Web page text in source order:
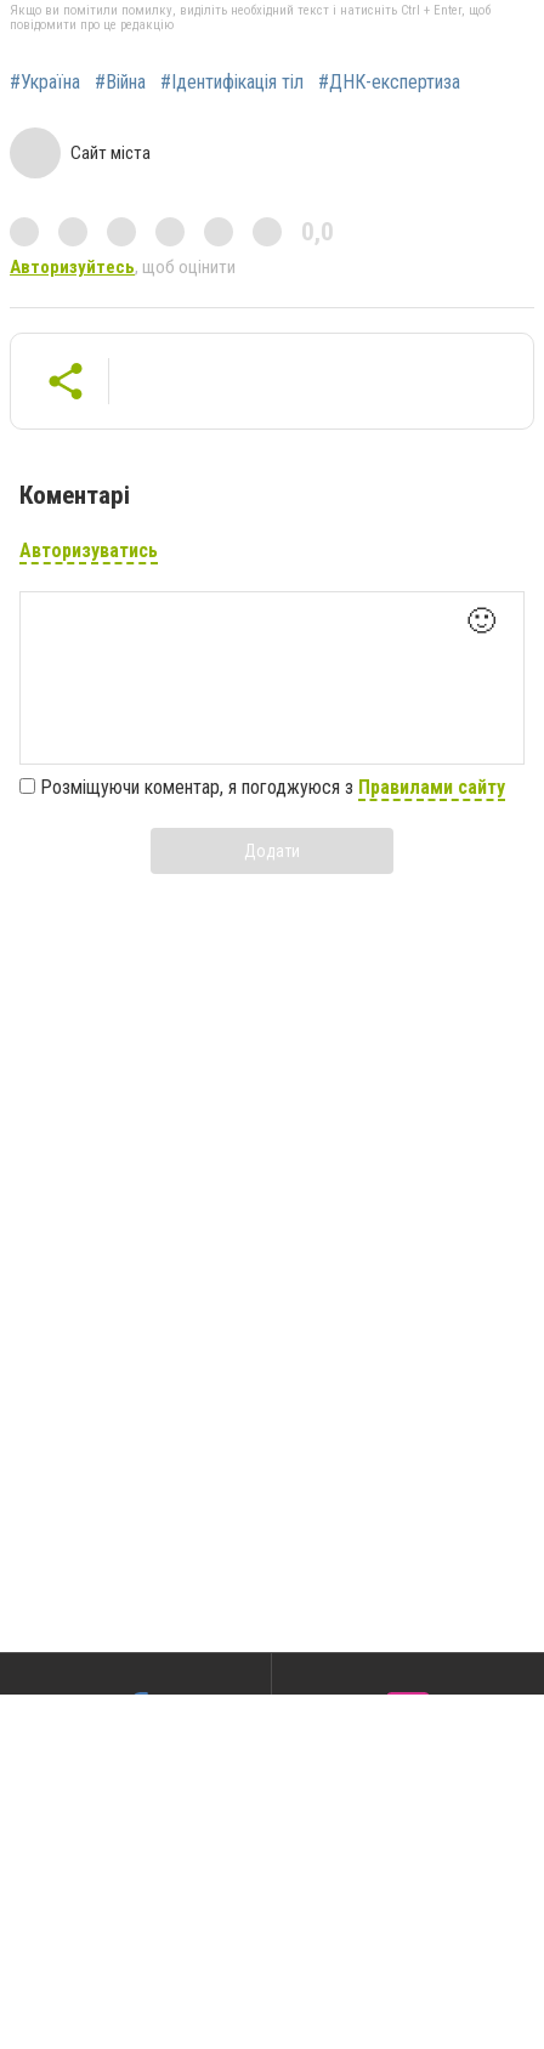
Якщо ви помітили помилку, виділіть необхідний текст і натисніть Ctrl + Enter, щоб
повідомити про це редакцію
#Україна #Війна #Ідентифікація тіл #ДНК-експертиза
Сайт міста
0,0
Авторизуйтесь, щоб оцінити
Коментарі
Авторизуватись
🙂
Розміщуючи коментар, я погоджуюся з Правилами сайту
Додати